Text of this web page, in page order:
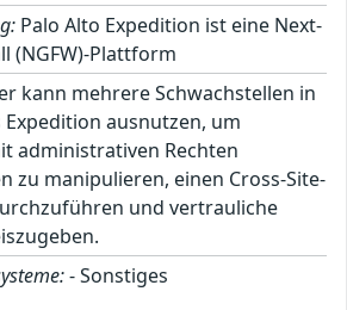
Palo Alto Expedition ist eine Next-
(NGFW)-Plattform
kann mehrere Schwachstellen in
ausnutzen, um
administrativen Rechten
zu manipulieren, einen Cross-Site-
und vertrauliche
- Sonstiges